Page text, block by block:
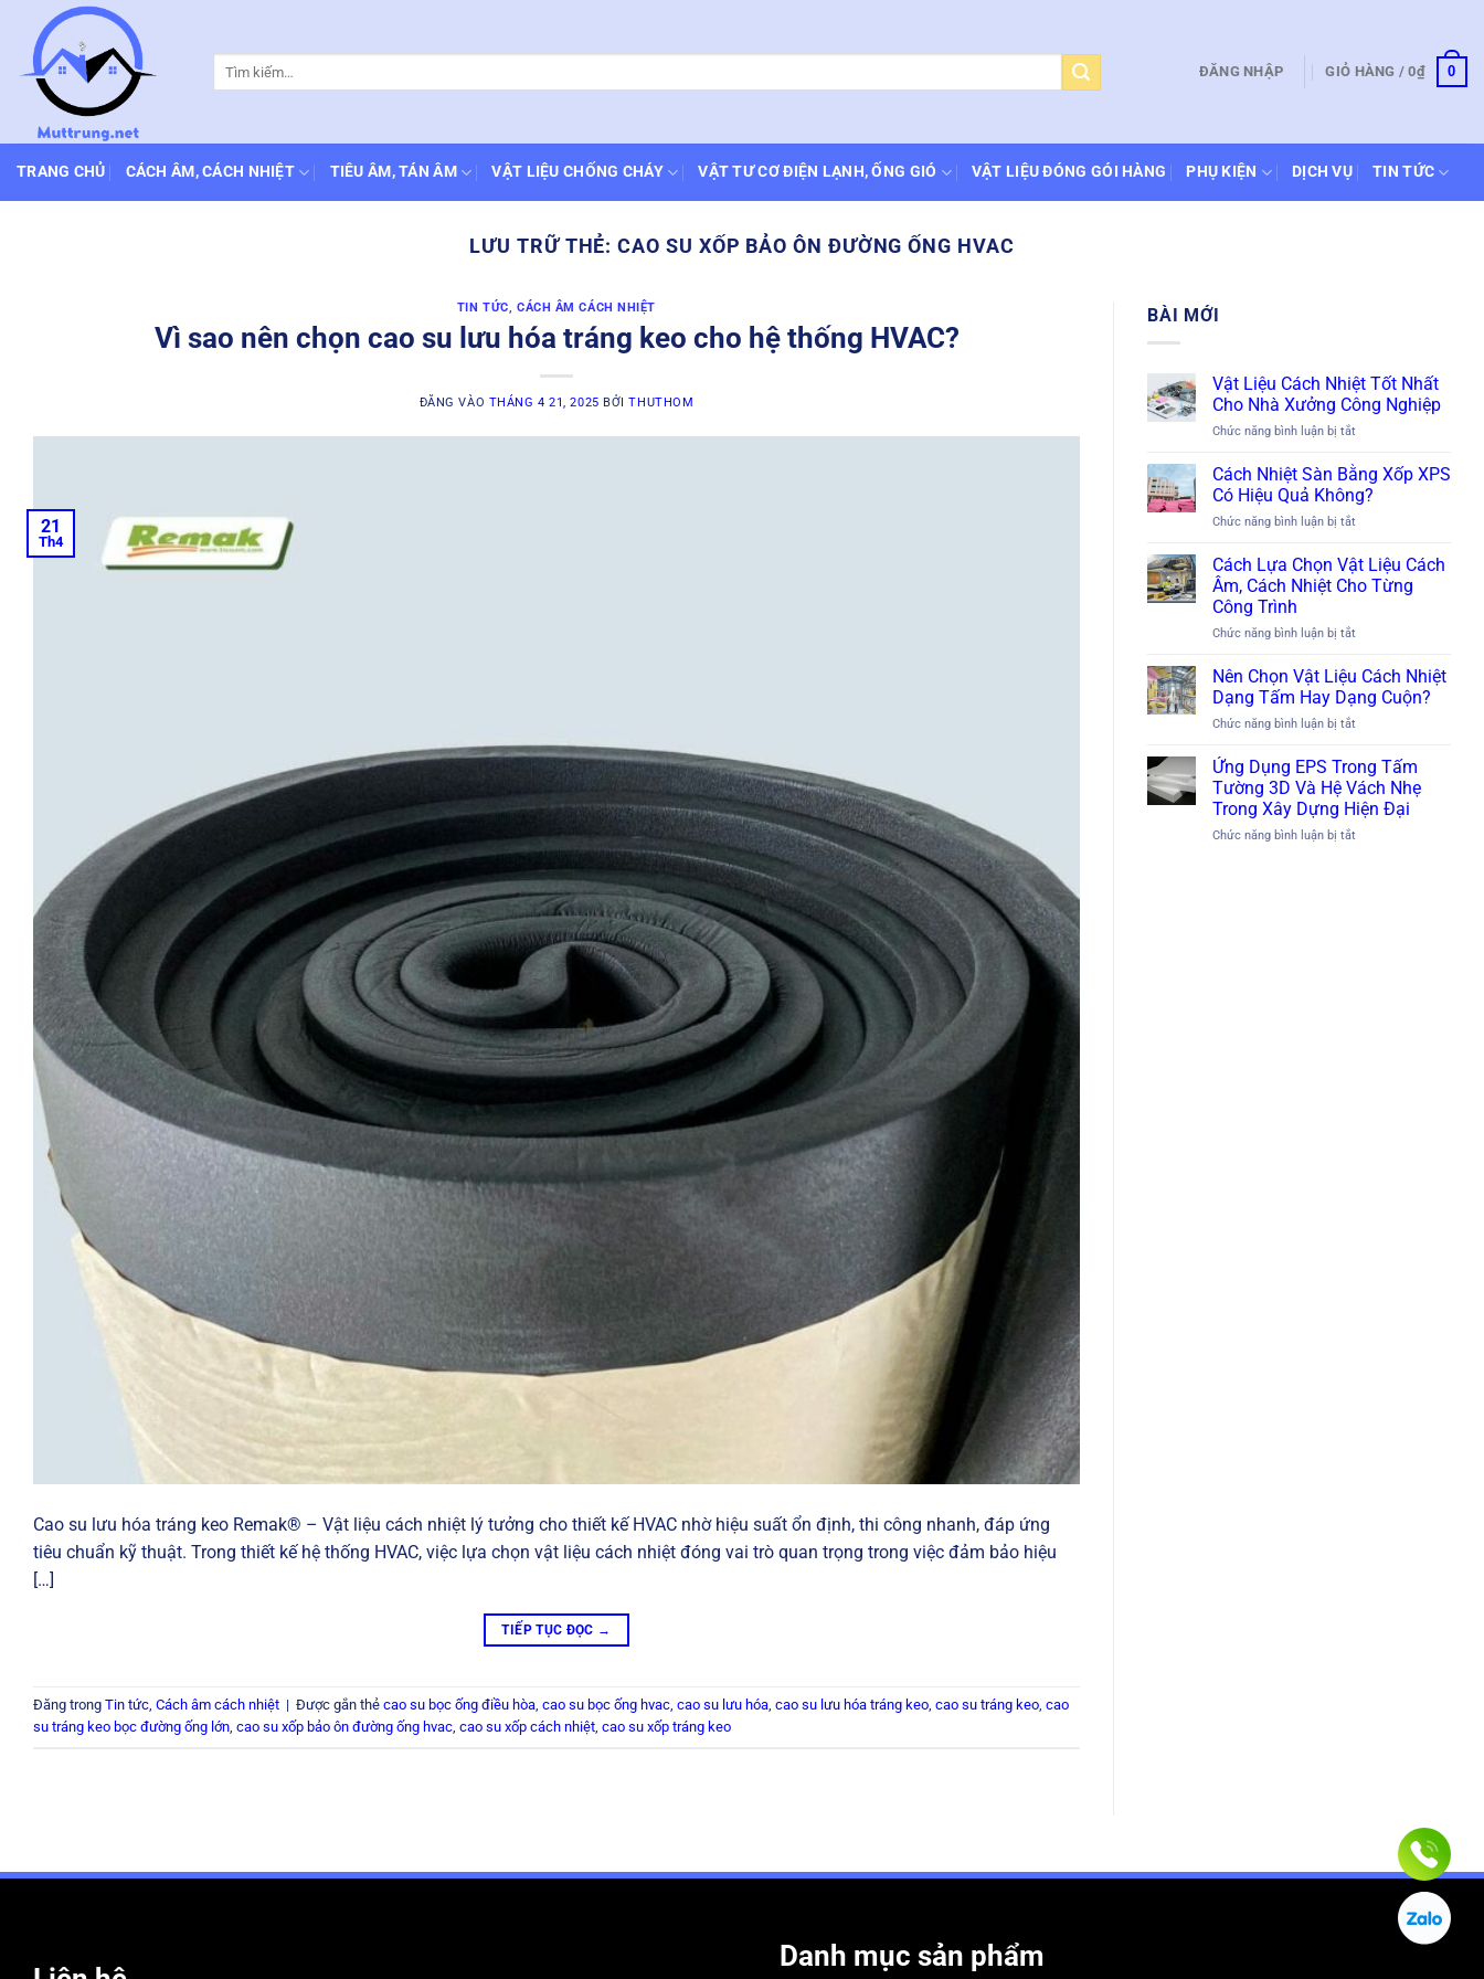
ĐĂNG NHẬP GIỎ HÀNG /0₫ 0
TRANG CHỦ CÁCH ÂM, CÁCH NHIỆT TIÊU ÂM, TÁN ÂM VẬT LIỆU CHỐNG CHÁY VẬT TƯ CƠ ĐIỆN LẠNH, ỐNG GIÓ VẬT LIỆU ĐÓNG GÓI HÀNG PHỤ KIỆN DỊCH VỤ TIN TỨC
LƯU TRỮ THẺ:CAO SU XỐP BẢO ÔN ĐƯỜNG ỐNG HVAC
TIN TỨC, CÁCH ÂM CÁCH NHIỆT
Vì sao nên chọn cao su lưu hóa tráng keo cho hệ thống HVAC?
ĐĂNG VÀO THÁNG 4 21, 2025 BỞITHUTHOM
21
Th4
Cao su lưu hóa tráng keo Remak® – Vật liệu cách nhiệt lý tưởng cho thiết kế HVAC nhờ hiệu suất ổn định, thi công nhanh, đáp ứng
tiêu chuẩn kỹ thuật. Trong thiết kế hệ thống HVAC, việc lựa chọn vật liệu cách nhiệt đóng vai trò quan trọng trong việc đảm bảo hiệu
[…]
TIẾP TỤC ĐỌC →
Đăng trong Tin tức, Cách âm cách nhiệt | Được gắn thẻ cao su bọc ống điều hòa, cao su bọc ống hvac, cao su lưu hóa, cao su lưu hóa tráng keo, cao su tráng keo, cao
su tráng keo bọc đường ống lớn, cao su xốp bảo ôn đường ống hvac, cao su xốp cách nhiệt, cao su xốp tráng keo
BÀI MỚI
Vật Liệu Cách Nhiệt Tốt Nhất
Cho Nhà Xưởng Công Nghiệp
Chức năng bình luận bị tắtở
Liệu
Cách
Nhiệt
Tốt
Cho
Nhà
Nghiệp
Cách Nhiệt Sàn Bằng Xốp XPS
Có Hiệu Quả Không?
Chức năng bình luận bị tắtở
Nhiệt
Sàn
Bằng
XPS
Hiệu
Không?
Cách Lựa Chọn Vật Liệu Cách
Âm, Cách Nhiệt Cho Từng
Công Trình
Chức năng bình luận bị tắtở
Lựa
Vật
Liệu
Âm,
Cách
Nhiệt
Cho
Từng
Nên Chọn Vật Liệu Cách Nhiệt
Dạng Tấm Hay Dạng Cuộn?
Chức năng bình luận bị tắtở
Chọn
Vật
Liệu
Cách
Nhiệt
Ứng Dụng EPS Trong Tấm
Tường 3D Và Hệ Vách Nhẹ
Trong Xây Dựng Hiện Đại
Chức năng bình luận bị tắtở
Danh mục sản phẩm